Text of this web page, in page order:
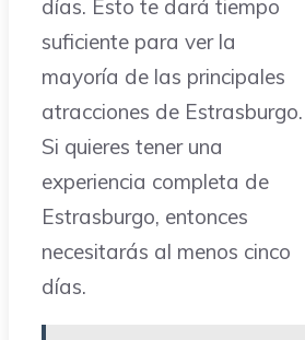
días. Esto te dará tiempo
suficiente para ver la
mayoría de las principales
atracciones de Estrasburgo.
Si quieres tener una
experiencia completa de
Estrasburgo, entonces
necesitarás al menos cinco
días.